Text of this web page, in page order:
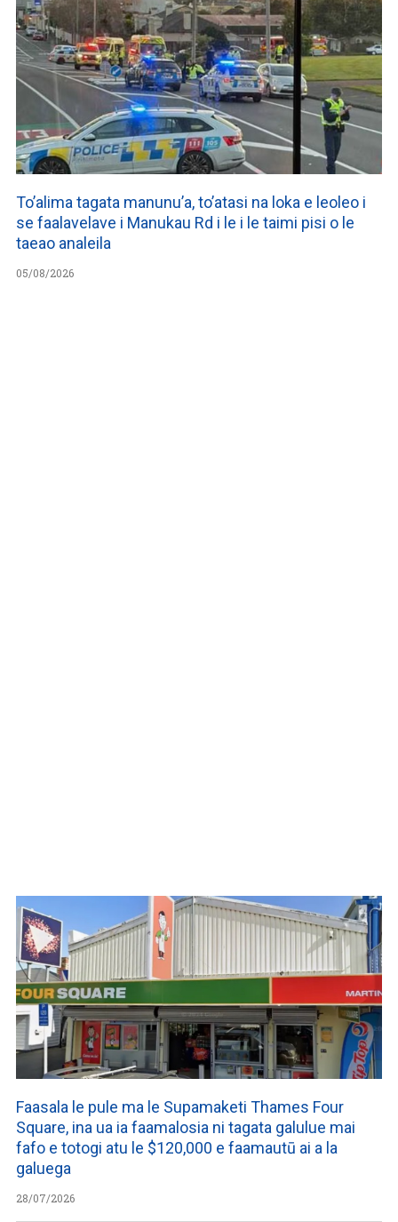
To’alima tagata manunu’a, to’atasi na loka e leoleo i
se faalavelave i Manukau Rd i le i le taimi pisi o le
taeao analeila
05/08/2026
Faasala le pule ma le Supamaketi Thames Four
Square, ina ua ia faamalosia ni tagata galulue mai
fafo e totogi atu le $120,000 e faamautū ai a la
galuega
28/07/2026